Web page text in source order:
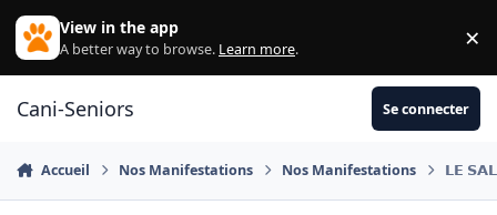
Aller au contenu
View in the app
A better way to browse. Learn more. ×
Cani-Seniors Se connecter
Accueil Nos Manifestations Nos Manifestations 𝗟𝗘